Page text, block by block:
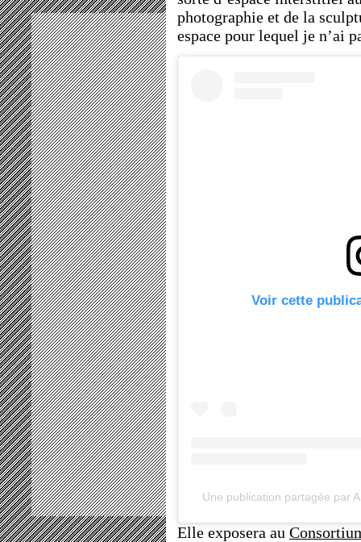
photographie et de la
espace pour lequel je n’ai
Voir cette
Une publication partagée par
Elle exposera au